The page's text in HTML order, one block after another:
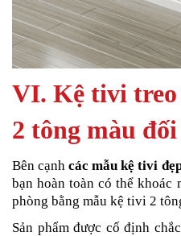
VI. Kệ tivi
2 tông màu
Bên cạnhcác mẫu kệ tivi
bạn hoàn toàn có thể khoác
phòng bằng mẫu kệ tivi 2
Sản phẩm được cố định